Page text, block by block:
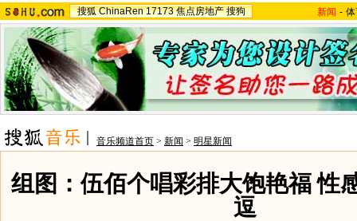
搜狐 ChinaRen 17173 焦点房地产 搜狗 新闻 -
音乐频道首页 > 新闻 > 明星新闻
组图：伍佰个唱彩排大饱艳福 性
逗